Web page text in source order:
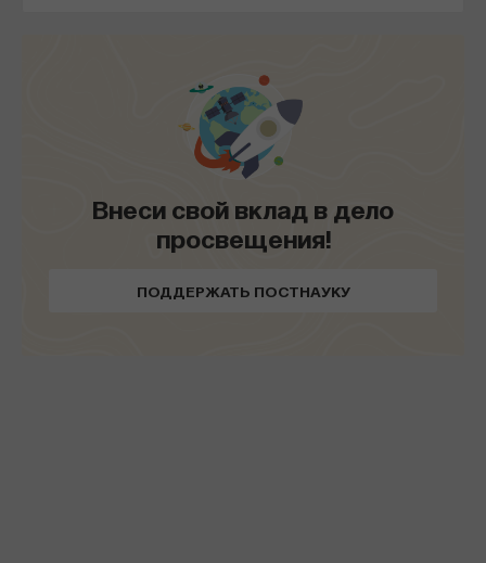
Внеси свой вклад в дело
просвещения!
ПОДДЕРЖАТЬ ПОСТНАУКУ